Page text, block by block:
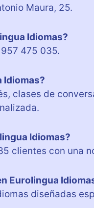
Maura, 25.
Idiomas?
475 035.
Idiomas?
clases de
Idiomas?
clientes con una
Eurolingua
diseñadas